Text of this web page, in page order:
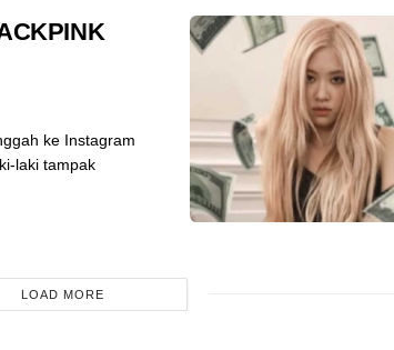
ke Instagram
laki tampak
LOAD MORE